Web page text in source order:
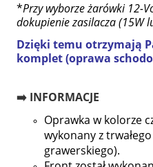
*Przy wyborze żarówki 12-
dokupienie zasilacza (15W
Dzięki temu otrzymają
komplet (oprawa
➡️ INFORMACJE
Oprawka w kolorze
wykonany z
grawerskiego).